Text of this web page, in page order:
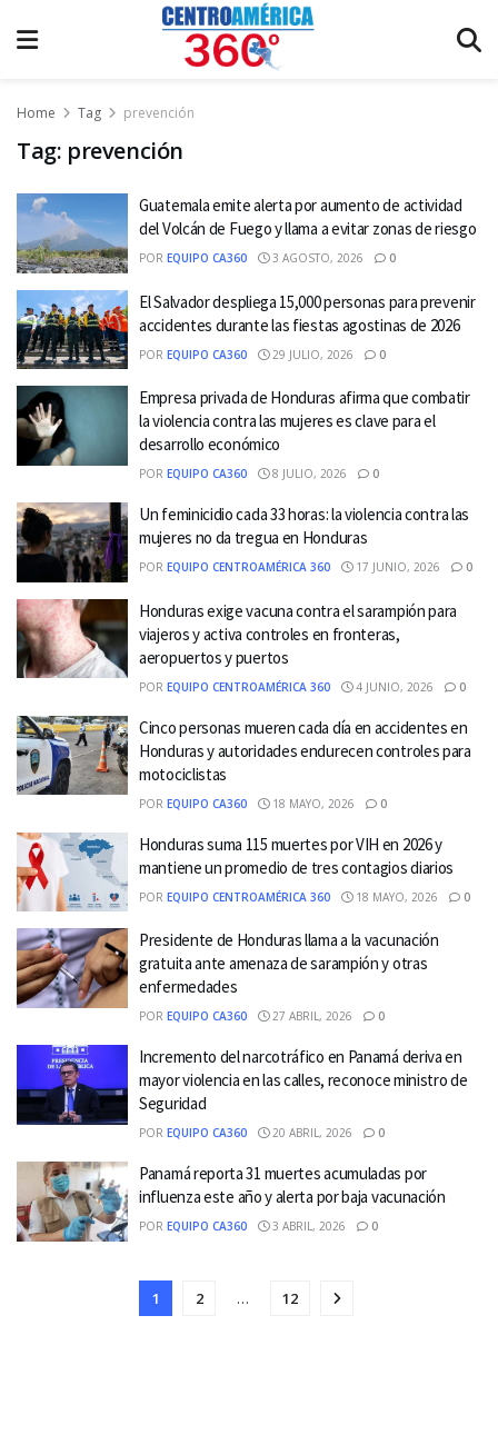
Home Tag prevención
Tag: prevención
Guatemala emite alerta por aumento de actividad
del Volcán de Fuego y llama a evitar zonas de riesgo
POR EQUIPO CA360 3 AGOSTO, 2026 0
El Salvador despliega 15,000 personas para prevenir
accidentes durante las fiestas agostinas de 2026
POR EQUIPO CA360 29 JULIO, 2026 0
Empresa privada de Honduras afirma que combatir
la violencia contra las mujeres es clave para el
desarrollo económico
POR EQUIPO CA360 8 JULIO, 2026 0
Un feminicidio cada 33 horas: la violencia contra las
mujeres no da tregua en Honduras
POR EQUIPO CENTROAMÉRICA 360 17 JUNIO, 2026 0
Honduras exige vacuna contra el sarampión para
viajeros y activa controles en fronteras,
aeropuertos y puertos
POR EQUIPO CENTROAMÉRICA 360 4 JUNIO, 2026 0
Cinco personas mueren cada día en accidentes en
Honduras y autoridades endurecen controles para
motociclistas
POR EQUIPO CA360 18 MAYO, 2026 0
Honduras suma 115 muertes por VIH en 2026 y
mantiene un promedio de tres contagios diarios
POR EQUIPO CENTROAMÉRICA 360 18 MAYO, 2026 0
Presidente de Honduras llama a la vacunación
gratuita ante amenaza de sarampión y otras
enfermedades
POR EQUIPO CA360 27 ABRIL, 2026 0
Incremento del narcotráfico en Panamá deriva en
mayor violencia en las calles, reconoce ministro de
Seguridad
POR EQUIPO CA360 20 ABRIL, 2026 0
Panamá reporta 31 muertes acumuladas por
influenza este año y alerta por baja vacunación
POR EQUIPO CA360 3 ABRIL, 2026 0
1 2 … 12